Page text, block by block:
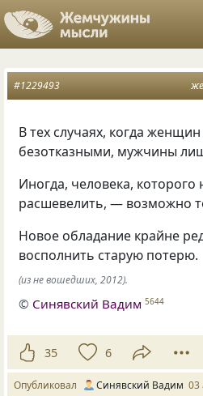
#1229493
В тех случаях, когда
безотказными, мужчины
Иногда, человека, которого
расшевелить, — возможно
Новое обладание крайне
восполнить старую потерю.
(из не вошедших, 2012).
© Синявский Вадим 5644
35 6
Опубликовал Синявский Вадим 03